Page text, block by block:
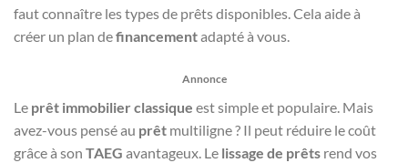
faut connaître les types de prêts disponibles. Cela aide à
créer un plan definancementadapté à vous.
Annonce
Le prêt immobilier classique est simple et populaire. Mais
avez-vous pensé au prêt multiligne ? Il peut réduire le coût
grâce à son TAEG avantageux. Le lissage de prêts rend vos